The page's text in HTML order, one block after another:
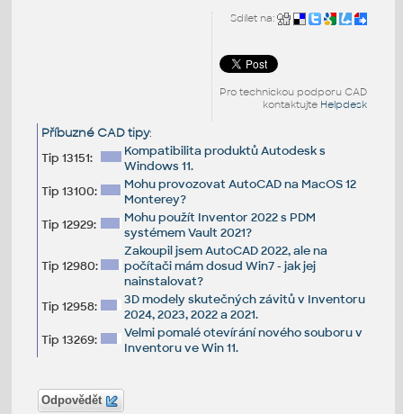
Sdílet na:
Pro technickou podporu CAD
kontaktujte Helpdesk
Příbuzné CAD tipy:
Tip 13151:
Kompatibilita produktů Autodesk s
Windows 11.
Tip 13100:
Mohu provozovat AutoCAD na MacOS 12
Monterey?
Tip 12929:
Mohu použít Inventor 2022 s PDM
systémem Vault 2021?
Tip 12980:
Zakoupil jsem AutoCAD 2022, ale na
počítači mám dosud Win7 - jak jej
nainstalovat?
Tip 12958:
3D modely skutečných závitů v Inventoru
2024, 2023, 2022 a 2021.
Tip 13269:
Velmi pomalé otevírání nového souboru v
Inventoru ve Win 11.
Odpovědět